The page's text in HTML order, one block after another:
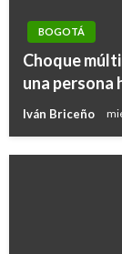
BOGOTÁ
Choque
una persona
Iván Briceño